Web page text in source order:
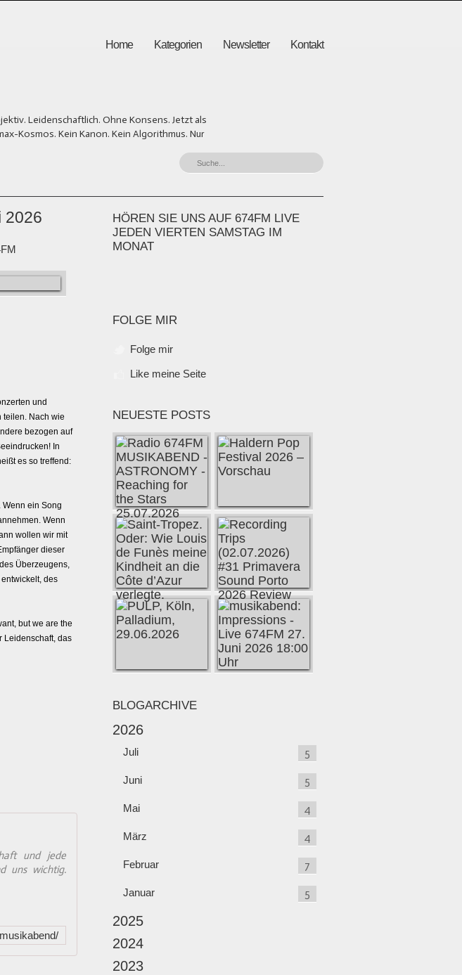
Home Kategorien Newsletter Kontakt
Leidenschaftlich. Ohne Konsens. Jetzt als
Kosmos. Kein Kanon. Kein Algorithmus. Nur
2026
und
teilen. Nach wie
bezogen auf
In
es so treffend:
Wenn ein Song
Wenn
wollen wir mit
dieser
Überzeugens,
des
but we are the
Leidenschaft, das
und jede
uns wichtig.
HÖREN SIE UNS AUF 674FM LIVE
JEDEN VIERTEN SAMSTAG IM
MONAT
FOLGE MIR
Folge mir
Like meine Seite
NEUESTE POSTS
BLOGARCHIVE
2026
Juli 5
Juni 5
Mai 4
März 4
Februar 7
Januar 5
2025
2024
2023